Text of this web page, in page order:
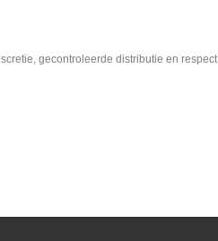
gecontroleerde distributie en respect